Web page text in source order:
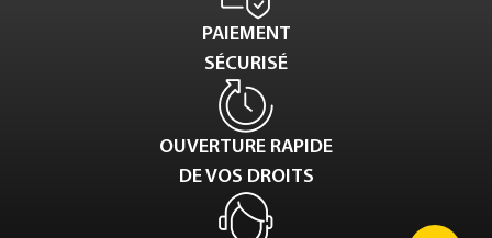
PAIEMENT
SÉCURISÉ
OUVERTURE RAPIDE
DE VOS DROITS